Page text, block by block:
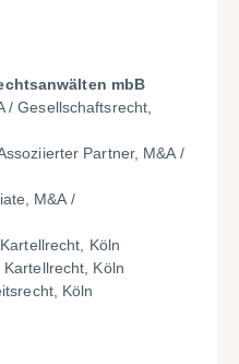
mbB
/ Gesellschaftsrecht,
Partner, M&A /
M&A /
Köln
Köln
Köln